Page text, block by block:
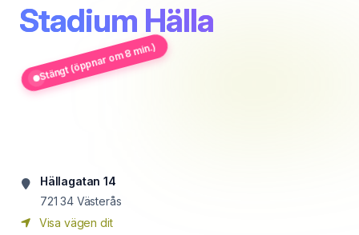
Stadium Hälla
Stängt (öppnar om 8 min.)
Hällagatan 14
721 34 Västerås
Visa vägen dit